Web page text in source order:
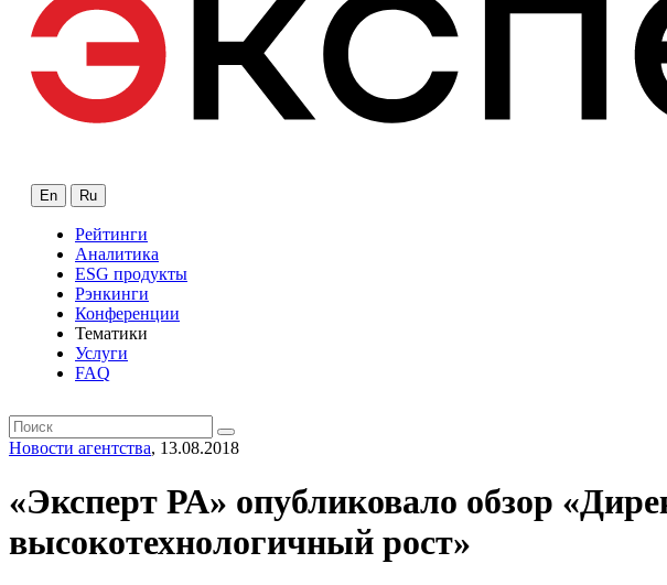
En Ru
Рейтинги
Аналитика
ESG продукты
Рэнкинги
Конференции
Тематики
Услуги
FAQ
Новости агентства, 13.08.2018
«Эксперт РА» опубликовало обзор
высокотехнологичный рост»